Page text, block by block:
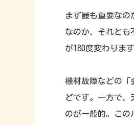
まず最も重要なの
なのか、それとも
が180度変わります
機材故障などの「
どです。一方で、
のが一般的。この